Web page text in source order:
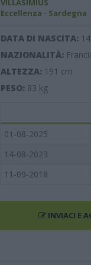
VILLASIMIUS
Eccellenza - Sardegna
DATA DI NASCITA:
NAZIONALITÀ:
ALTEZZA: 191 cm
PESO: 83 kg
01-08-2025
14-08-2023
11-09-2018
INVIACI E